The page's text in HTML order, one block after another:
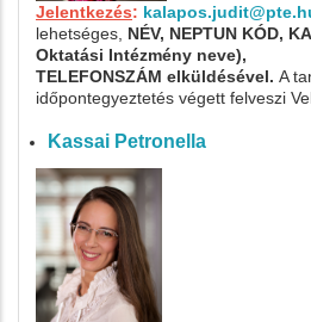
Jelentkezés:
lehetséges, NÉV, NEPTUN KÓD,
Oktatási Intézmény neve),
TELEFONSZÁM elküldésével. A
időpontegyeztetés végett felveszi
Kassai Petronella